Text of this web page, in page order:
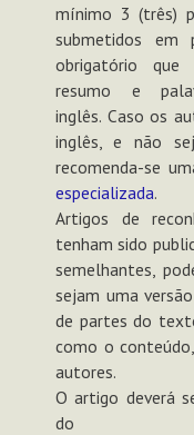
mínimo 3 (três)
submetidos em
obrigatório
resumo e
inglês. Caso os
inglês, e não
recomenda-se
especializada.
Artigos de
tenham sido
semelhantes,
sejam uma
de partes do
como o
autores.
O artigo deverá
do